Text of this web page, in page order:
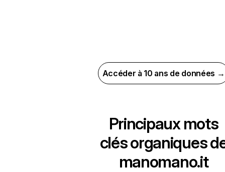
Accéder à 10 ans de données →
Principaux mots
clés organiques
manomano.it